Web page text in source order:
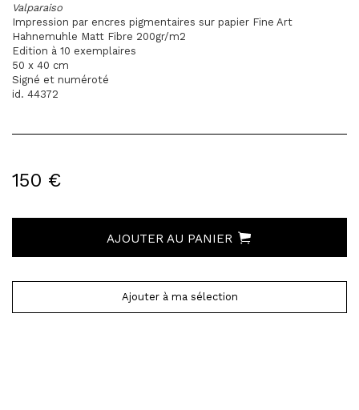
Valparaiso
Impression par encres pigmentaires sur papier Fine Art
Hahnemuhle Matt Fibre 200gr/m2
Edition à 10 exemplaires
50 x 40 cm
Signé et numéroté
id. 44372
150 €
AJOUTER AU PANIER
Ajouter à ma sélection